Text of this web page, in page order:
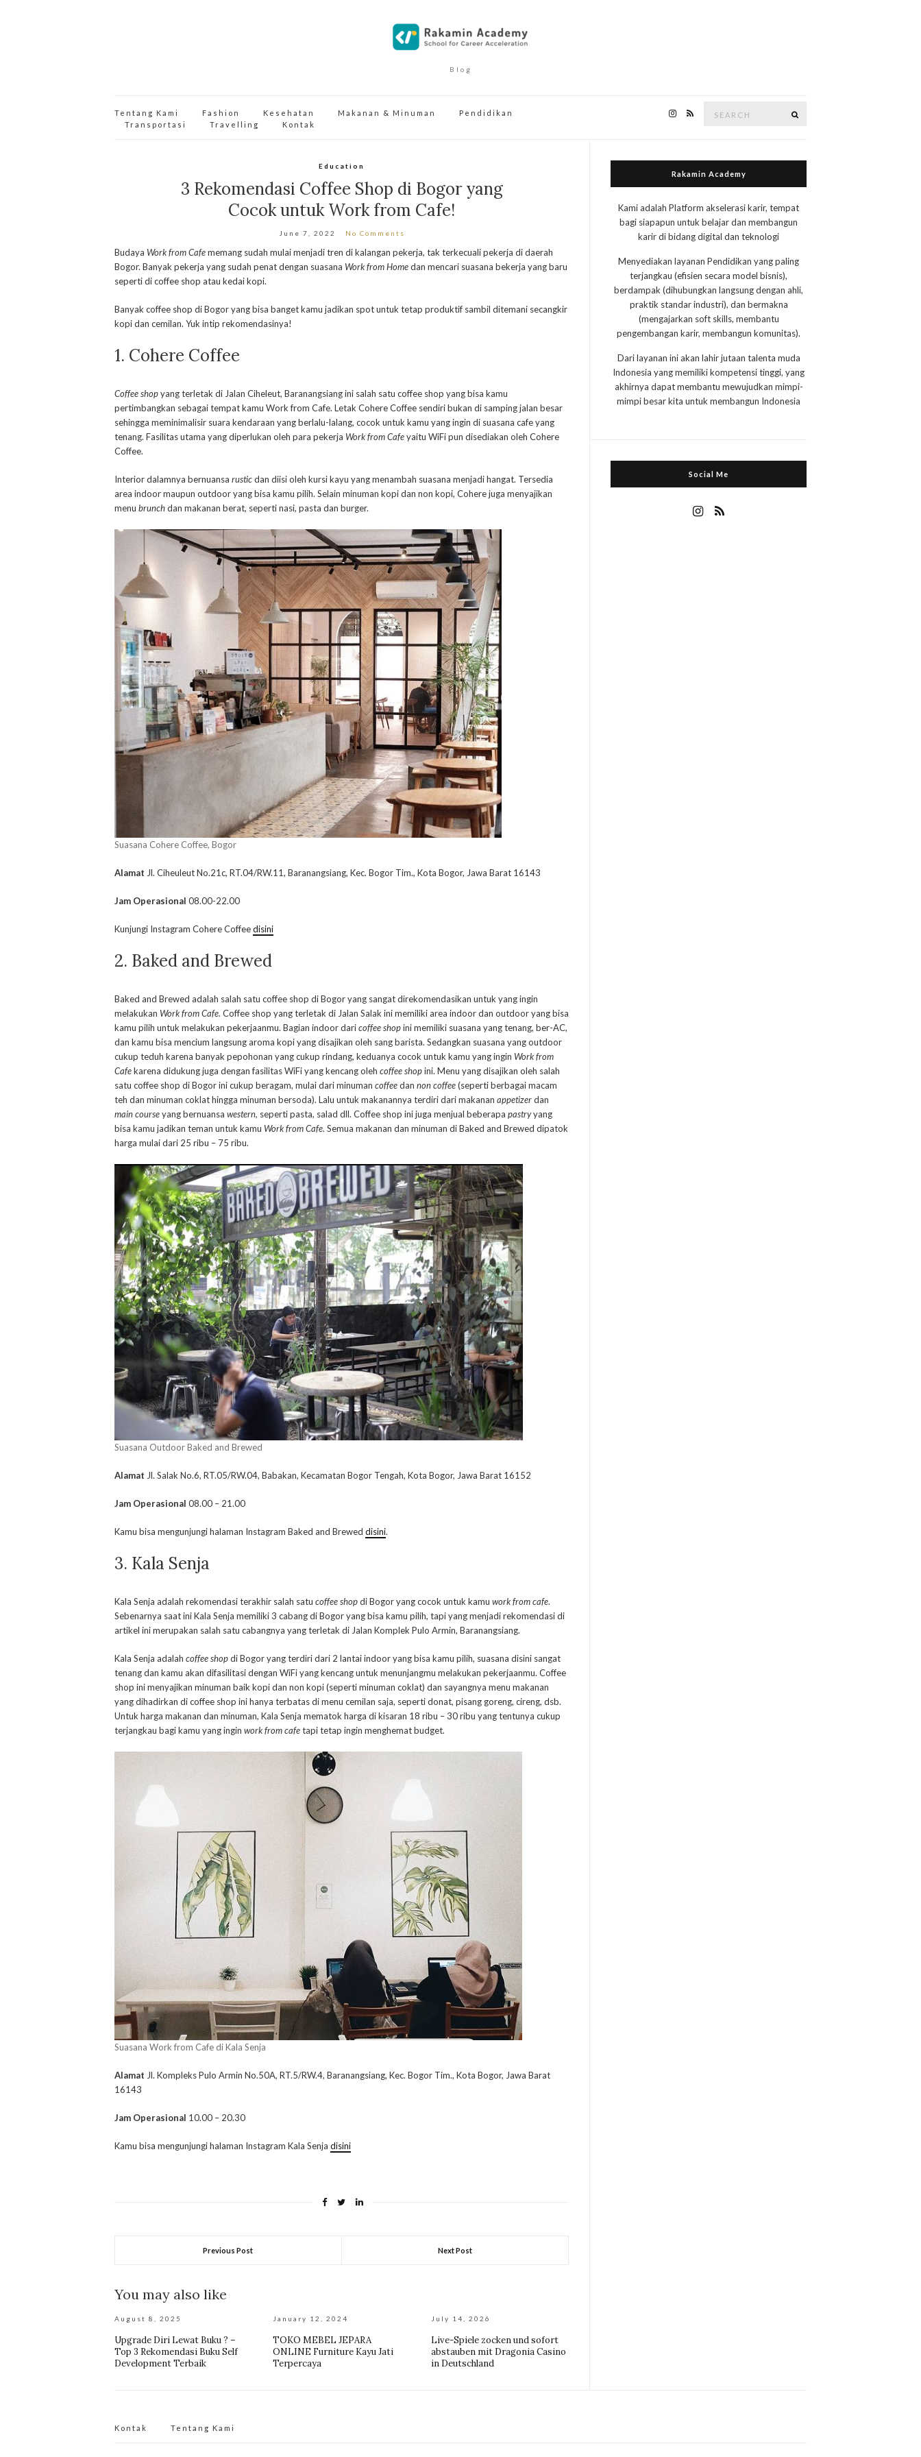
Blog
Tentang Kami Fashion Kesehatan Makanan & Minuman
Pendidikan
Transportasi
Travelling Kontak
Education
3 Rekomendasi Coffee Shop di Bogor yang
Cocok untuk Work from Cafe!
June 7, 2022 No Comments
Budaya Work from Cafememang sudah mulai menjadi tren di kalangan pekerja, tak terkecuali pekerja di daerah
Bogor. Banyak pekerja yang sudah penat dengan suasana Work from Homedan mencari suasana bekerja yang baru
seperti di coffee shop atau kedai kopi.
Banyak coffee shop di Bogor yang bisa banget kamu jadikan spot untuk tetap produktif sambil ditemani secangkir
kopi dan cemilan. Yuk intip rekomendasinya!
1. Cohere Coffee
Coffee shopyang terletak di Jalan Ciheleut, Baranangsiang ini salah satu coffee shop yang bisa kamu
pertimbangkan sebagai tempat kamu Work from Cafe. Letak Cohere Coffee sendiri bukan di samping jalan besar
sehingga meminimalisir suara kendaraan yang berlalu-lalang, cocok untuk kamu yang ingin di suasana cafe yang
tenang. Fasilitas utama yang diperlukan oleh para pekerja Work from Cafeyaitu WiFi pun disediakan oleh Cohere
Coffee.
Interior dalamnya bernuansa rusticdan diisi oleh kursi kayu yang menambah suasana menjadi hangat. Tersedia
area indoor maupun outdoor yang bisa kamu pilih. Selain minuman kopi dan non kopi, Cohere juga menyajikan
menu brunchdan makanan berat, seperti nasi, pasta dan burger.
Suasana Cohere Coffee, Bogor
Alamat Jl. Ciheuleut No.21c, RT.04/RW.11, Baranangsiang, Kec. Bogor Tim., Kota Bogor, Jawa Barat 16143
Jam Operasional 08.00-22.00
Kunjungi Instagram Cohere Coffeedisini
2. Baked and Brewed
Baked and Brewed adalah salah satu coffee shop di Bogor yang sangat direkomendasikan untuk yang ingin
melakukan Work from Cafe. Coffee shop yang terletak di Jalan Salak ini memiliki area indoor dan outdoor yang bisa
kamu pilih untuk melakukan pekerjaanmu. Bagian indoor daricoffee shopini memiliki suasana yang tenang, ber-AC,
dan kamu bisa mencium langsung aroma kopi yang disajikan oleh sang barista. Sedangkan suasana yang outdoor
cukup teduh karena banyak pepohonan yang cukup rindang, keduanya cocok untuk kamu yang ingin Work from
Cafekarena didukung juga dengan fasilitas WiFi yang kencang oleh coffee shopini. Menu yang disajikan oleh salah
satu coffee shop di Bogor ini cukup beragam, mulai dari minuman coffeedan non coffee(seperti berbagai macam
teh dan minuman coklat hingga minuman bersoda). Lalu untuk makanannya terdiri dari makanan appetizerdan
main courseyang bernuansa western, seperti pasta, salad dll. Coffee shop ini juga menjual beberapa pastryyang
bisa kamu jadikan teman untuk kamu Work from Cafe. Semua makanan dan minuman di Baked and Brewed dipatok
harga mulai dari 25 ribu – 75 ribu.
Suasana Outdoor Baked and Brewed
Alamat Jl. Salak No.6, RT.05/RW.04, Babakan, Kecamatan Bogor Tengah, Kota Bogor, Jawa Barat 16152
Jam Operasional 08.00 – 21.00
Kamu bisa mengunjungi halaman Instagram Baked and Brewed disini.
3. Kala Senja
Kala Senja adalah rekomendasi terakhir salah satu coffee shopdi Bogor yang cocok untuk kamu work from cafe.
Sebenarnya saat ini Kala Senja memiliki 3 cabang di Bogor yang bisa kamu pilih, tapi yang menjadi rekomendasi di
artikel ini merupakan salah satu cabangnya yang terletak di Jalan Komplek Pulo Armin, Baranangsiang.
Kala Senja adalah coffee shopdi Bogor yang terdiri dari 2 lantai indoor yang bisa kamu pilih, suasana disini sangat
tenang dan kamu akan difasilitasi dengan WiFi yang kencang untuk menunjangmu melakukan pekerjaanmu. Coffee
shop ini menyajikan minuman baik kopi dan non kopi (seperti minuman coklat) dan sayangnya menu makanan
yang dihadirkan di coffee shop ini hanya terbatas di menu cemilan saja, seperti donat, pisang goreng, cireng, dsb.
Untuk harga makanan dan minuman, Kala Senja mematok harga di kisaran 18 ribu – 30 ribu yang tentunya cukup
terjangkau bagi kamu yang ingin work from cafetapi tetap ingin menghemat budget.
Suasana Work from Cafe di Kala Senja
Alamat Jl. Kompleks Pulo Armin No.50A, RT.5/RW.4, Baranangsiang, Kec. Bogor Tim., Kota Bogor, Jawa Barat
16143
Jam Operasional 10.00 – 20.30
Kamu bisa mengunjungi halaman Instagram Kala Senja disini
Previous Post Next Post
You may also like
August 8, 2025
Upgrade Diri Lewat Buku ? –
Top 3 Rekomendasi Buku Self
Development Terbaik
January 12, 2024
TOKO MEBEL JEPARA
ONLINE Furniture Kayu Jati
Terpercaya
July 14, 2026
Live-Spiele zocken und sofort
abstauben mit Dragonia Casino
in Deutschland
Rakamin Academy
Kami adalah Platform akselerasi karir, tempat
bagi siapapun untuk belajar dan membangun
karir di bidang digital dan teknologi
Menyediakan layanan Pendidikan yang paling
terjangkau (efisien secara model bisnis),
berdampak (dihubungkan langsung dengan ahli,
praktik standar industri), dan bermakna
(mengajarkan soft skills, membantu
pengembangan karir, membangun komunitas).
Dari layanan ini akan lahir jutaan talenta muda
Indonesia yang memiliki kompetensi tinggi, yang
akhirnya dapat membantu mewujudkan mimpi-
mimpi besar kita untuk membangun Indonesia
Social Me
Kontak Tentang Kami